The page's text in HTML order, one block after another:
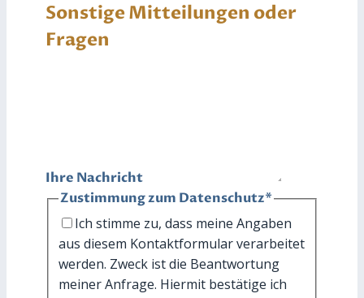
Sonstige Mitteilungen oder
Fragen
Ihre Nachricht
Zustimmung zum Datenschutz*
Ich stimme zu, dass meine Angaben
aus diesem Kontaktformular verarbeitet
werden. Zweck ist die Beantwortung
meiner Anfrage. Hiermit bestätige ich